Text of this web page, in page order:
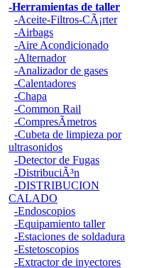
-Herramientas de taller
-Aceite-Filtros-CÃ¡rter
-Airbags
-Aire Acondicionado
-Alternador
-Analizador de gases
-Calentadores
-Chapa
-Common Rail
-CompresÃ­metros
-Cubeta de limpieza por
ultrasonidos
-Detector de Fugas
-DistribuciÃ³n
-DISTRIBUCION
CALADO
-Endoscopios
-Equipamiento taller
-Estaciones de soldadura
-Estetoscopios
-Extractor de inyectores